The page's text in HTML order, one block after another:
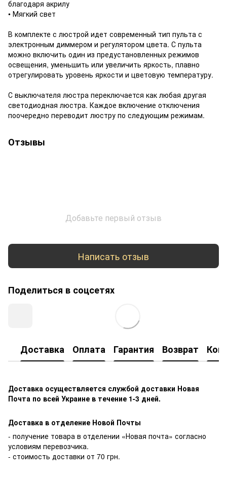
благодаря акрилу
• Мягкий свет
В комплекте с люстрой идет современный тип пульта с
электронным диммером и регулятором цвета. С пульта
можно включить один из предустановленных режимов
освещения, уменьшить или увеличить яркость, плавно
отрегулировать уровень яркости и цветовую температуру.
С выключателя люстра переключается как любая другая
светодиодная люстра. Каждое включение отключения
поочередно переводит люстру по следующим режимам.
Отзывы
Добавьте первый отзыв
Написать отзыв
Поделиться в соцсетях
Доставка Оплата Гарантия Возврат
Доставка осуществляется службой доставки Новая
Почта по всей Украине в течение 1-3 дней.
Доставка в отделение Новой Почты
- получение товара в отделении «Новая почта» согласно
условиям перевозчика.
- стоимость доставки от 70 грн.